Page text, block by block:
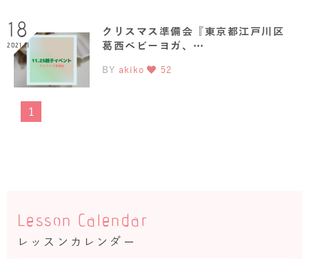
18
2021.11
クリスマス準備会『東京都江戸川区
葛西ベビーヨガ、…
BY akiko 52
1
Lesson Calendar
レッスンカレンダー